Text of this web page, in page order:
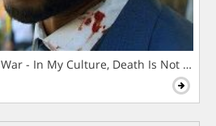
- In My Culture, Death Is Not The